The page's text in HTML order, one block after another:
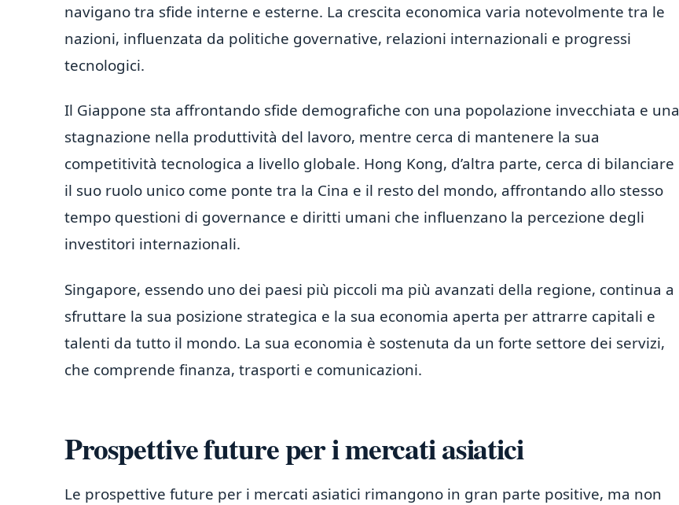
navigano tra sfide interne e esterne. La crescita economica varia notevolmente tra le
nazioni, influenzata da politiche governative, relazioni internazionali e progressi
tecnologici.
Il Giappone sta affrontando sfide demografiche con una popolazione invecchiata e una
stagnazione nella produttività del lavoro, mentre cerca di mantenere la sua
competitività tecnologica a livello globale. Hong Kong, d’altra parte, cerca di bilanciare
il suo ruolo unico come ponte tra la Cina e il resto del mondo, affrontando allo stesso
tempo questioni di governance e diritti umani che influenzano la percezione degli
investitori internazionali.
Singapore, essendo uno dei paesi più piccoli ma più avanzati della regione, continua a
sfruttare la sua posizione strategica e la sua economia aperta per attrarre capitali e
talenti da tutto il mondo. La sua economia è sostenuta da un forte settore dei servizi,
che comprende finanza, trasporti e comunicazioni.
Prospettive future per i mercati asiatici
Le prospettive future per i mercati asiatici rimangono in gran parte positive, ma non